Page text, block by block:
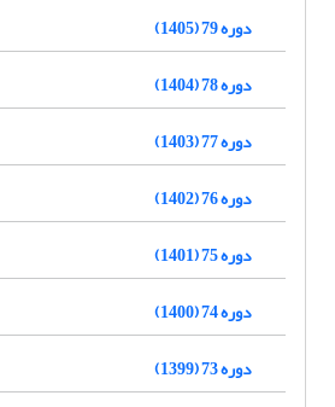
دوره 79 (1405)
دوره 78 (1404)
دوره 77 (1403)
دوره 76 (1402)
دوره 75 (1401)
دوره 74 (1400)
دوره 73 (1399)